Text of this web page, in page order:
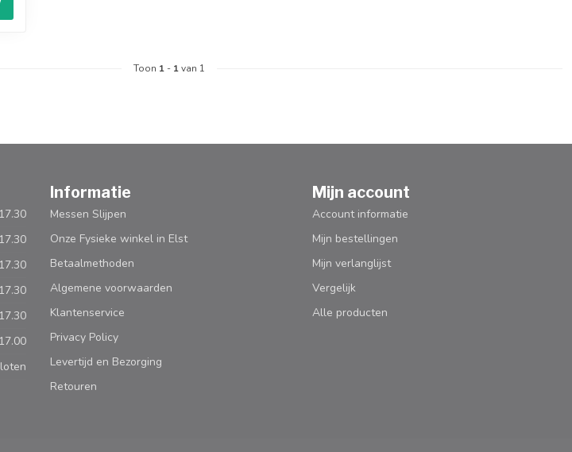
Toon 1 - 1van 1
Informatie
Messen Slijpen
Onze Fysieke winkel in Elst
Betaalmethoden
Algemene voorwaarden
Klantenservice
Privacy Policy
Levertijd en Bezorging
Retouren
Mijn account
Account informatie
Mijn bestellingen
Mijn verlanglijst
Vergelijk
Alle producten